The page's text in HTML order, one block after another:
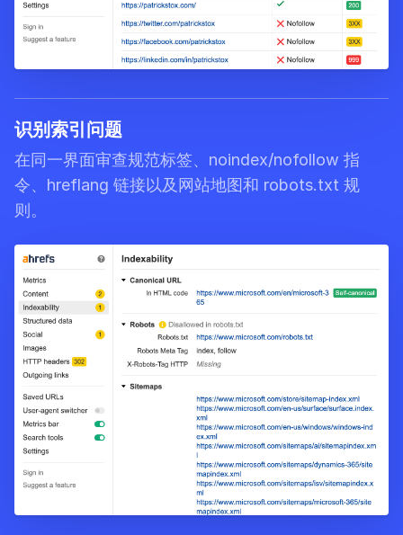
识别索引问题
在同一界面审查规范标签、noindex/nofollow 指
令、hreflang 链接以及网站地图和 robots.txt 规
则。